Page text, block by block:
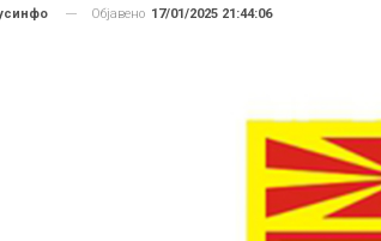
Објавено 17/01/2025 21:44:06